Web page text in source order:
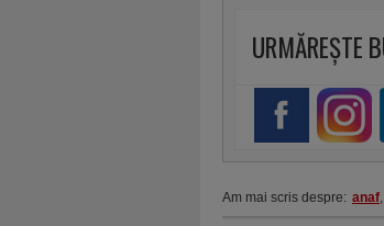
URMĂREȘTE
Am mai scris despre: anaf,